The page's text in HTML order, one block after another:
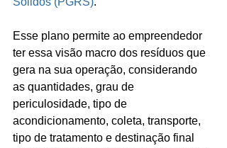
Esse plano permite ao empreendedor
ter essa visão macro dos resíduos que
gera na sua operação, considerando
as quantidades, grau de
periculosidade, tipo de
acondicionamento, coleta, transporte,
tipo de tratamento e destinação final